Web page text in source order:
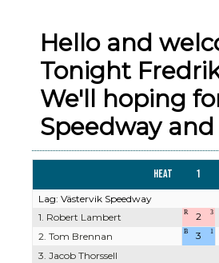
Hello and
Tonight
We'll hoping
Speedway
Heat 1
Lag: Västervik Speedway
1. Robert Lambert
R 2 3
2. Tom Brennan B 3 1
3. Jacob Thorssell